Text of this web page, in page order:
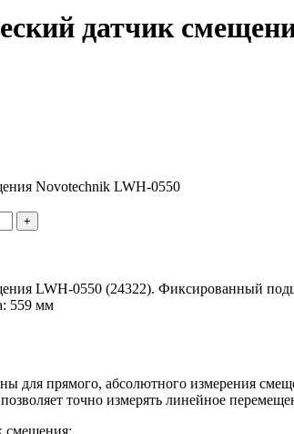
датчик
Novotechnik LWH-0550
+
LWH-0550 (24322). Фиксированный
559 мм
для прямого, абсолютного измерения
точно измерять линейное
смещения;